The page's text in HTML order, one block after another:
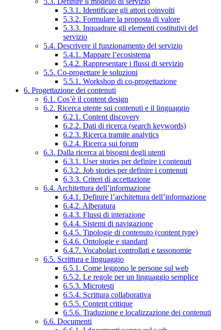
5.3.1. Identificare gli attori coinvolti
5.3.2. Formulare la proposta di valore
5.3.3. Inquadrare gli elementi costitutivi del
servizio
5.4. Descrivere il funzionamento del servizio
5.4.1. Mappare l’ecosistema
5.4.2. Rappresentare i flussi di servizio
5.5. Co-progettare le soluzioni
5.5.1. Workshop di co-progettazione
6. Progettazione dei contenuti
6.1. Cos’è il content design
6.2. Ricerca utente sui contenuti e il linguaggio
6.2.1. Content discovery
6.2.2. Dati di ricerca (search keywords)
6.2.3. Ricerca tramite analytics
6.2.4. Ricerca sui forum
6.3. Dalla ricerca ai bisogni degli utenti
6.3.1. User stories per definire i contenuti
6.3.2. Job stories per definire i contenuti
6.3.3. Criteri di accettazione
6.4. Architettura dell’informazione
6.4.1. Definire l’architettura dell’informazione
6.4.2. Alberatura
6.4.3. Flussi di interazione
6.4.4. Sistemi di navigazione
6.4.5. Tipologie di contenuto (content type)
6.4.6. Ontologie e standard
6.4.7. Vocabolari controllati e tassonomie
6.5. Scrittura e linguaggio
6.5.1. Come leggono le persone sul web
6.5.2. Le regole per un linguaggio semplice
6.5.3. Microtesti
6.5.4. Scrittura collaborativa
6.5.5. Content critique
6.5.6. Traduzione e localizzazione dei contenuti
6.6. Documenti